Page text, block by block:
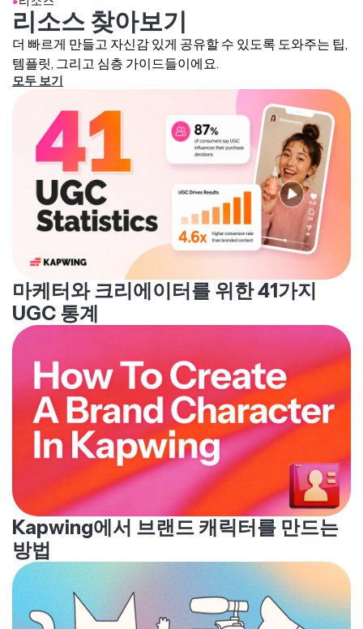
리소스 찾아보기
더 빠르게 만들고 자신감 있게 공유할 수 있도록 도와주는 팁,
템플릿, 그리고 심층 가이드들이에요.
모두 보기
마케터와 크리에이터를 위한 41가지
UGC 통계
Kapwing에서 브랜드 캐릭터를 만드는
방법